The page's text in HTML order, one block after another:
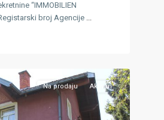
“IMMOBILIEN
broj Agencije ...
Na prodaju Aktivan